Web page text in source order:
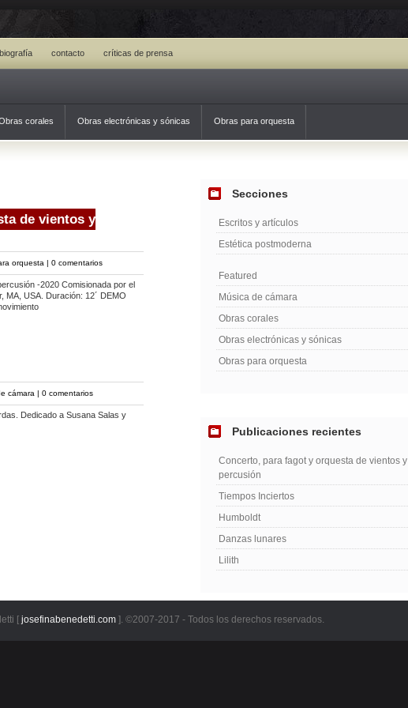
biografía contacto críticas de prensa
corales Obras electrónicas y sónicas Obras para orquesta
de vientos y
orquesta | 0 comentarios
-2020 Comisionada por el
MA, USA. Duración: 12´ DEMO
cámara | 0 comentarios
Dedicado a Susana Salas y
Secciones
Escritos y artículos
Estética postmoderna
Featured
Música de cámara
Obras corales
Obras electrónicas y sónicas
Obras para orquesta
Publicaciones recientes
Concerto, para fagot y orquesta de vientos y
percusión
Tiempos Inciertos
Humboldt
Danzas lunares
Lilith
[ josefinabenedetti.com ]. ©2007-2017 - Todos los derechos reservados.